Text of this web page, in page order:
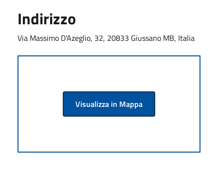
Indirizzo
Via Massimo D'Azeglio, 32, 20833 Giussano MB, Italia
Visualizza in Mappa